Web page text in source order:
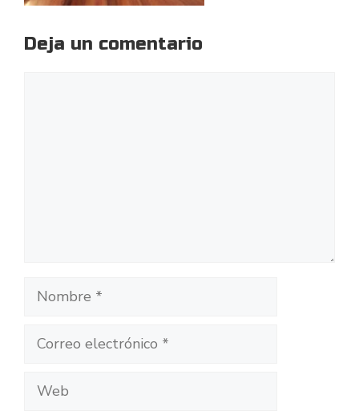
Deja un comentario